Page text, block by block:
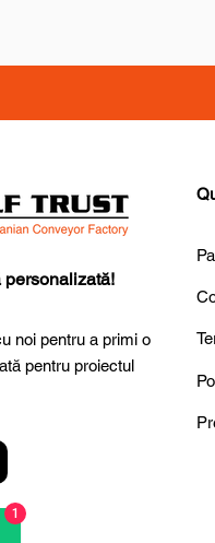
noi pentru a primi o
pentru proiectul
1